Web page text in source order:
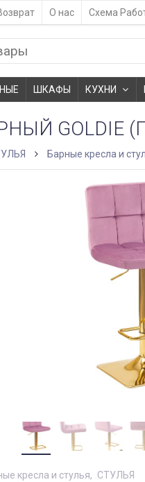
О нас Схема
ШКАФЫ КУХНИ
GOLDIE
Барные кресла и
кресла и стулья СТУЛЬЯ